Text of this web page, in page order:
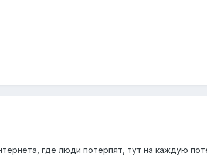
где люди потерпят, тут на каждую